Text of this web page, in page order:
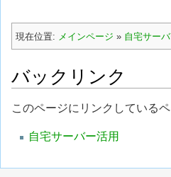
現在位置: メインページ » 自宅サー
バックリンク
このページにリンクしているペ
自宅サーバー活用